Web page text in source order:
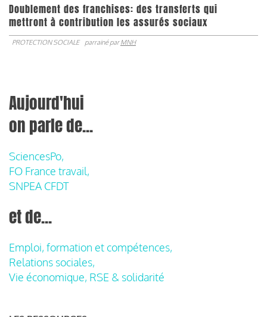
Doublement des franchises: des transferts qui
mettront à contribution les assurés sociaux
PROTECTION SOCIALE parrainé parMNH
Aujourd'hui
on parle de...
SciencesPo,
FO France travail,
SNPEA CFDT
et de...
Emploi, formation et compétences,
Relations sociales,
Vie économique, RSE & solidarité